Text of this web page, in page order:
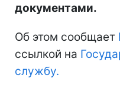
документами.
Об этом сообщает
ссылкой на
службу.